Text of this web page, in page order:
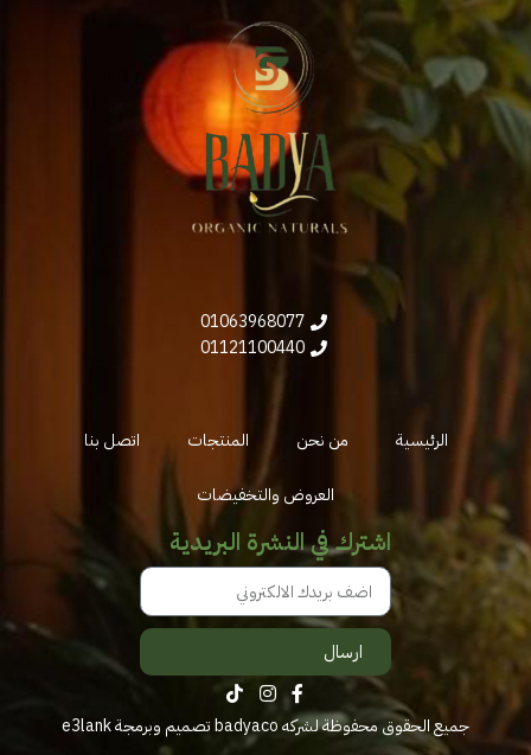
01063968077
01121100440
الرئيسية من نحن المنتجات اتصل بنا
العروض والتخفيضات
اشترك في النشرة البريدية
ارسال
جميع الحقوق محفوظة لشركه badyaco تصميم وبرمجة e3lank